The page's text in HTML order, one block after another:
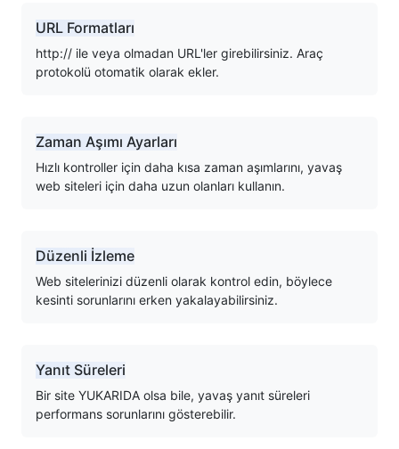
URL Formatları
http:// ile veya olmadan URL'ler girebilirsiniz. Araç
protokolü otomatik olarak ekler.
Zaman Aşımı Ayarları
Hızlı kontroller için daha kısa zaman aşımlarını, yavaş
web siteleri için daha uzun olanları kullanın.
Düzenli İzleme
Web sitelerinizi düzenli olarak kontrol edin, böylece
kesinti sorunlarını erken yakalayabilirsiniz.
Yanıt Süreleri
Bir site YUKARIDA olsa bile, yavaş yanıt süreleri
performans sorunlarını gösterebilir.